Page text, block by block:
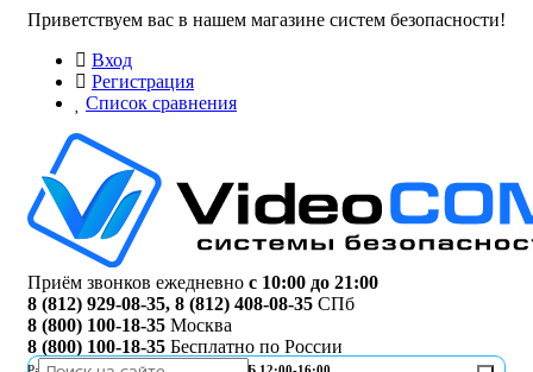
Приветствуем вас в нашем магазине систем безопасности!
Вход
Регистрация
Список сравнения
Приём звонков ежедневно с 10:00 до 21:00
8 (812) 929-08-35, 8 (812) 408-08-35 СПб
8 (800) 100-18-35 Москва
8 (800) 100-18-35 Бесплатно по России
Работа офисаПН-ПТ 10:00-19:00 | СБ 12:00-16:00